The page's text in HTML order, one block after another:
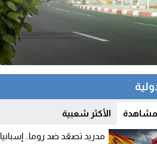
مشاهدة الأكثر شعبية
مدريد تصعّد ضد روما.. إسبانيا